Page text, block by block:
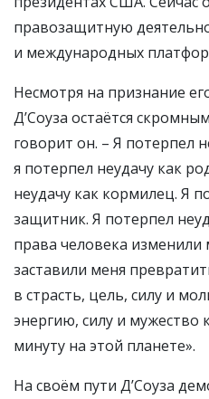
правозащитную
и международных
Несмотря на признание
Д’Соуза остаётся
говорит он. – Я потерпел
я потерпел неудачу как
неудачу как кормилец. Я
защитник. Я потерпел
права человека
заставили меня
в страсть, цель, силу и
энергию, силу и мужество
минуту на этой планете».
На своём пути Д’Соуза